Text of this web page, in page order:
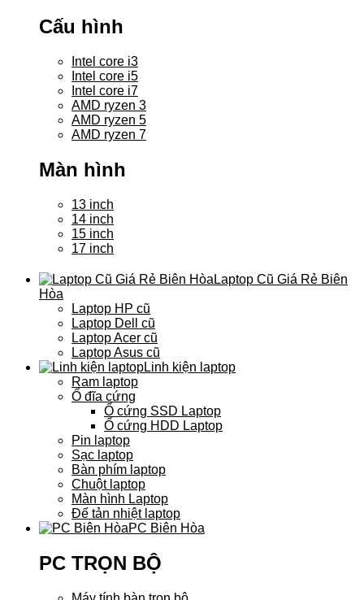
Cấu hình
Intel core i3
Intel core i5
Intel core i7
AMD ryzen 3
AMD ryzen 5
AMD ryzen 7
Màn hình
13 inch
14 inch
15 inch
17 inch
Laptop Cũ Giá Rẻ Biên
Hòa
Laptop HP cũ
Laptop Dell cũ
Laptop Acer cũ
Laptop Asus cũ
Linh kiện laptop
Ram laptop
Ổ đĩa cứng
Ổ cứng SSD Laptop
Ổ cứng HDD Laptop
Pin laptop
Sạc laptop
Bàn phím laptop
Chuột laptop
Màn hình Laptop
Đế tản nhiệt laptop
PC Biên Hòa
PC TRỌN BỘ